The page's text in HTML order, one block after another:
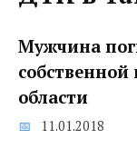
Мужчина
области
11.01.2018